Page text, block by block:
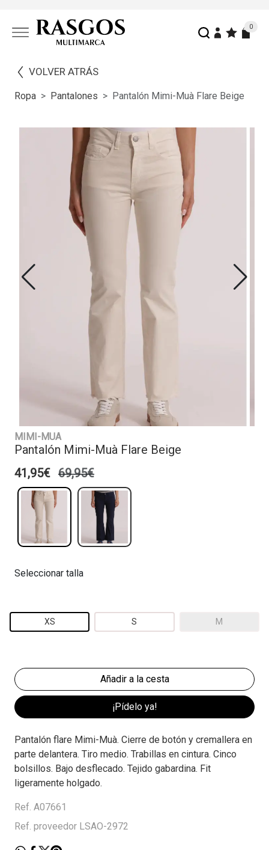
0
VOLVER ATRÁS
Ropa Pantalones Pantalón Mimi-Muà Flare Beige
MIMI-MUA
Pantalón Mimi-Muà Flare Beige
41,95€ 69,95€
Seleccionar talla
XS S M
¡Pídelo ya!
Pantalón flare Mimi-Muà. Cierre de botón y cremallera en
parte delantera. Tiro medio. Trabillas en cintura. Cinco
bolsillos. Bajo desflecado. Tejido gabardina. Fit
ligeramente holgado.
Ref. A07661
Ref. proveedor LSAO-2972